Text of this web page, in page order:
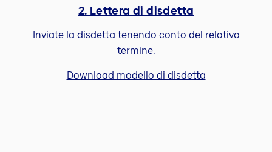
2. Lettera di disdetta
Inviate la disdetta tenendo conto del relativo
termine.
Download modello di disdetta